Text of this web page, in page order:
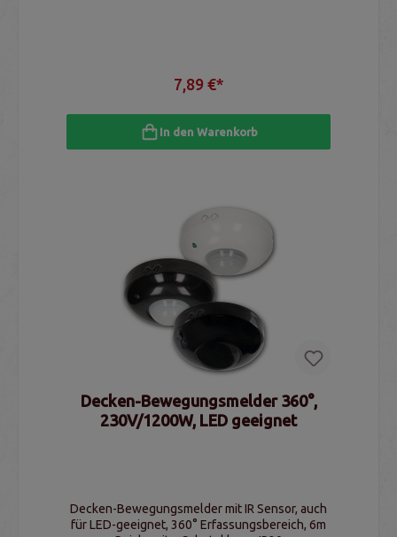
7,89 €*
In den Warenkorb
Decken-Bewegungsmelder 360°,
230V/1200W, LED geeignet
Decken-Bewegungsmelder mit IR Sensor, auch
für LED-geeignet, 360° Erfassungsbereich, 6m